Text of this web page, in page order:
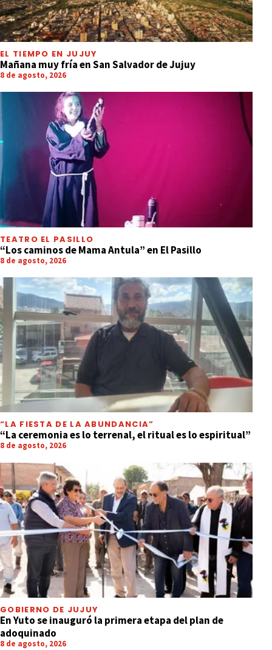
EL TIEMPO EN JUJUY
Mañana muy fría en San Salvador de Jujuy
8 de agosto, 2026
TEATRO EL PASILLO
“Los caminos de Mama Antula” en El Pasillo
8 de agosto, 2026
“LA FIESTA DE LA ABUNDANCIA”
“La ceremonia es lo terrenal, el ritual es lo espiritual”
8 de agosto, 2026
GOBIERNO DE JUJUY
En Yuto se inauguró la primera etapa del plan de
adoquinado
8 de agosto, 2026